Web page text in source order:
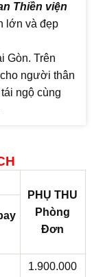
Thiền viện
lớn và đẹp
Gòn. Trên
người thân
ngộ cùng
PHỤ THU
Phòng
Đơn
1.900.000